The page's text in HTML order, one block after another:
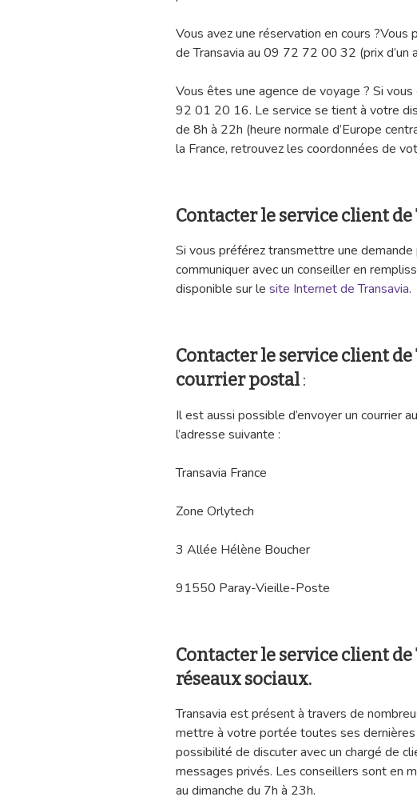
Vous avez une réservation en cours
de Transavia au 09 72 72 00 32 (prix d’un
Vous êtes une agence de voyage ? Si
92 01 20 16. Le service se tient à votre
de 8h à 22h (heure normale d’Europe
la France, retrouvez les coordonnées de
Contacter le service client
Si vous préférez transmettre une demande
communiquer avec un conseiller en
disponible sur le site Internet de Transavia.
Contacter le service client
courrier postal:
Il est aussi possible d’envoyer un courrier
l’adresse suivante :
Transavia France
Zone Orlytech
3 Allée Hélène Boucher
91550 Paray-Vieille-Poste
Contacter le service client de
réseaux sociaux.
Transavia est présent à travers de
mettre à votre portée toutes ses dernières
possibilité de discuter avec un chargé de
messages privés. Les conseillers sont en
au dimanche du 7h à 23h.